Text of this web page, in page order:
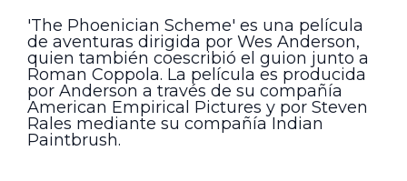
'The Phoenician Scheme' es una película
de aventuras dirigida por Wes Anderson,
quien también coescribió el guion junto a
Roman Coppola. La película es producida
por Anderson a través de su compañía
American Empirical Pictures y por Steven
Rales mediante su compañía Indian
Paintbrush.